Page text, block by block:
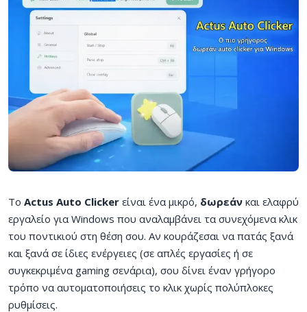
Το Actus Auto Clicker είναι ένα μικρό, δωρεάν και ελαφρύ
εργαλείο για Windows που αναλαμβάνει τα συνεχόμενα κλικ
του ποντικιού στη θέση σου. Αν κουράζεσαι να πατάς ξανά
και ξανά σε ίδιες ενέργειες (σε απλές εργασίες ή σε
συγκεκριμένα gaming σενάρια), σου δίνει έναν γρήγορο
τρόπο να αυτοματοποιήσεις το κλικ χωρίς πολύπλοκες
ρυθμίσεις.